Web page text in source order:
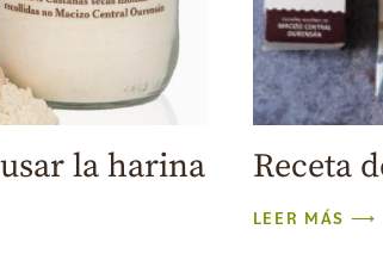
la harina
Receta
LEER MÁS ⟶